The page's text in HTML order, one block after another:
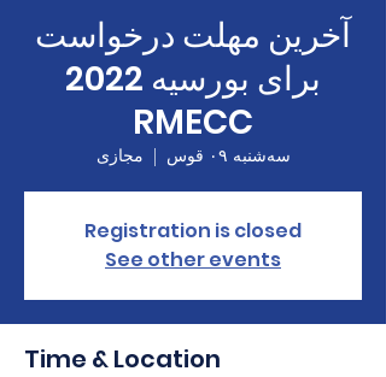
آخرین مهلت درخواست
برای بورسیه 2022
RMECC
سه‌شنبه ۰۹ قوس
  |
مجازی
Registration is closed
See other events
Time & Location